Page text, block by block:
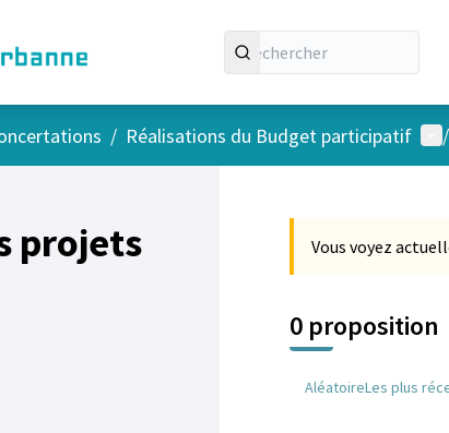
/ Réalisations du Budget participatif /
projets
Vous voyez
0 proposition
AléatoireLes plus